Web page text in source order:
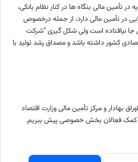
تأمین مالی بنگاه ها در کنار نظام بانکی،
در تأمین مالی دارد، از جمله درخصوص
جا نیافتاده است ولی شکل گیری “شرکت
کشور داشته باشد و مصداق رشد تولید با
بهادار و مرکز تأمین مالی وزارت اقتصاد
با کمک فعالان بخش خصوصی پیش ببریم.